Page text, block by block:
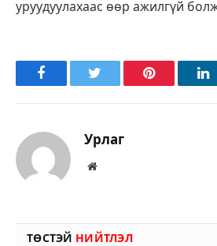
уруудуулахаас өөр ажилгүй
FacebookTwitter Pinterest
Урлаг
Вэбсайт
ТӨСТЭЙ НИЙТЛЭЛ